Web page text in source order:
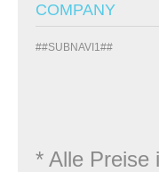
COMPANY
##SUBNAVI1##
* Alle Preise